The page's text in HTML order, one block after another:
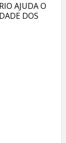
AJUDA O
DOS